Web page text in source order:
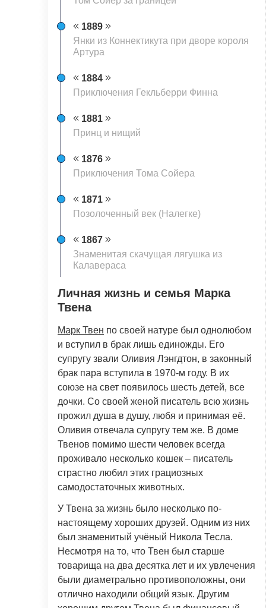
1889
Янки из Коннектикута при дворе короля
Артура
1884
Приключения Гекльберри Финна
1881
Принц и нищий
1876
Приключения Тома Сойера
1871
Позолоченный век (Налегке)
1867
Знаменитая скачущая лягушка из
Калавераса
Личная жизнь и семья Марка
Твена
Марк Твен по своей натуре был однолюбом
и вступил в брак лишь единожды. Его
супругу звали Оливия Лэнгдтон, в законный
брак пара вступила в 1970-м году. В их
союзе на свет появилось шесть детей, все
дочки. Со своей женой писатель всю жизнь
прожил душа в душу, любя и принимая её.
Оливия отвечала супругу тем же. В доме
Твенов помимо шести человек всегда
проживало несколько кошек – писатель
страстно любил этих грациозных
самодостаточных животных.
У Твена за жизнь было несколько по-
настоящему хороших друзей. Одним из них
был знаменитый учёный Никола Тесла.
Несмотря на то, что Твен был старше
товарища на два десятка лет и их увлечения
были диаметрально противоположны, они
отлично находили общий язык. Другим